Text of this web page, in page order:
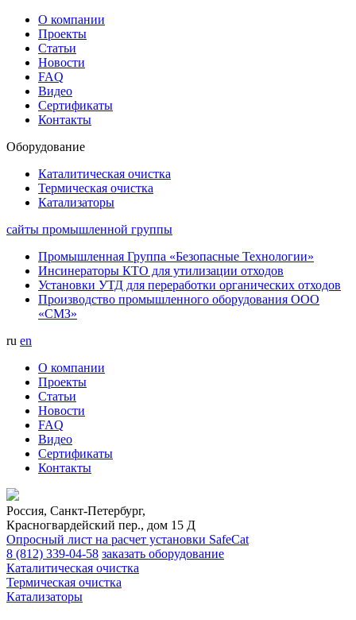
О компании
Проекты
Статьи
Новости
FAQ
Видео
Сертификаты
Контакты
Оборудование
Каталитическая очистка
Термическая очистка
Катализаторы
сайты промышленной группы
Промышленная Группа «Безопасные Технологии»
Инсинераторы КТО для утилизации отходов
Установки УТД для переработки органических отходов
Производство промышленного оборудования ООО
«СМЗ»
ru en
О компании
Проекты
Статьи
Новости
FAQ
Видео
Сертификаты
Контакты
Россия, Санкт-Петербург,
Красногвардейский пер., дом 15 Д
Опросный лист на расчет установки SafeCat
8 (812) 339-04-58 заказать оборудование
Каталитическая очистка
Термическая очистка
Катализаторы